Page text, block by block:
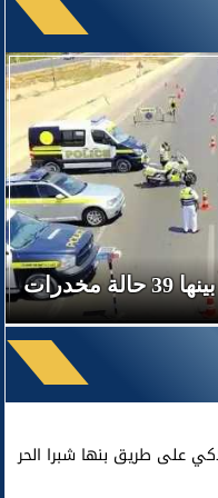
على طريق بنها شبرا الحر